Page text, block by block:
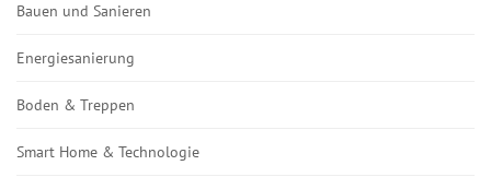
Bauen und Sanieren
Energiesanierung
Boden & Treppen
Smart Home & Technologie